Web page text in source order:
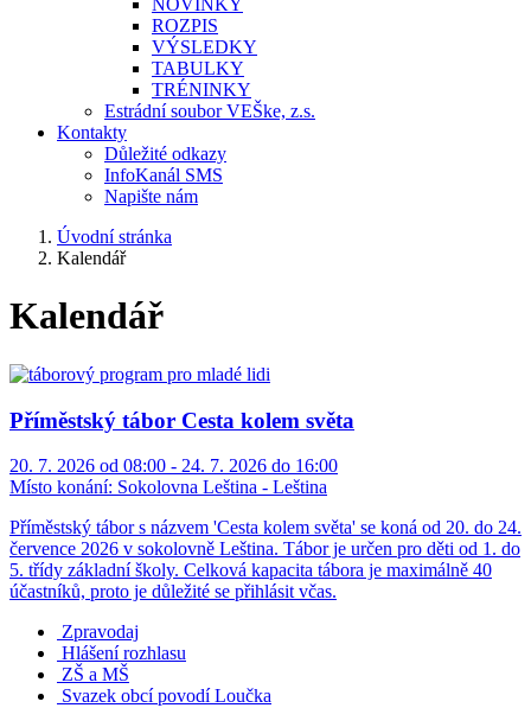
NOVINKY
ROZPIS
VÝSLEDKY
TABULKY
TRÉNINKY
Estrádní soubor VEŠke, z.s.
Kontakty
Důležité odkazy
InfoKanál SMS
Napište nám
Úvodní stránka
Kalendář
Kalendář
Příměstský tábor Cesta kolem světa
20. 7. 2026 od 08:00 - 24. 7. 2026 do 16:00
Místo konání: Sokolovna Leština - Leština
Příměstský tábor s názvem 'Cesta kolem světa' se koná od 20. do 24.
července 2026 v sokolovně Leština. Tábor je určen pro děti od 1. do
5. třídy základní školy. Celková kapacita tábora je maximálně 40
účastníků, proto je důležité se přihlásit včas.
Zpravodaj
Hlášení rozhlasu
ZŠ a MŠ
Svazek obcí povodí Loučka